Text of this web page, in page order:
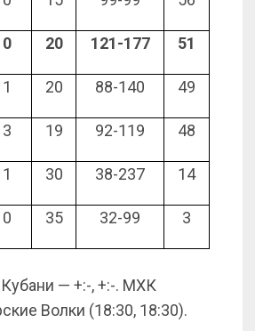
0 20 121-177 51
1 20 88-140 49
3 19 92-119 48
1 30 38-237 14
0 35 32-99 3
— +:-, +:-. МХК
Волки (18:30, 18:30).